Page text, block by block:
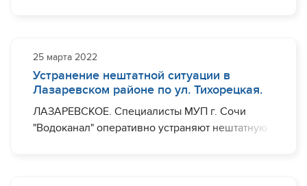
наблюдаться (частично) по ул. Чебрикова.
Завершить необходимый комплекс работ
планируется до 17:00.
Устранение нештатной ситуации в
Лазаревском районе по ул. Тихорецкая.
25 марта 2022
ЛАЗАРЕВСКОЕ. Специалисты МУП г. Сочи
"Водоканал" оперативно устраняют нештатную